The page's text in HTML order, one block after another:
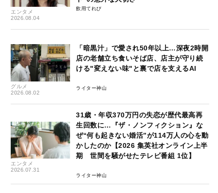
エンタメ
2026.08.04
飲用てれび
グルメ
2026.08.02
「暗黒汁」で愛され50年以上…深夜2時開
店の老舗立ち食いそば店、店主が守り続
ける"変えない味"と裏で店を支えるAI
ライター神山
エンタメ
2026.07.31
31歳・年収370万円の失恋が歴代最高再
生回数に…『ザ・ノンフィクション』な
ぜ“何も起きない婚活”が114万人の心を動
かしたのか【2026 集英社オンライン上半
期 世間を騒がせたテレビ番組 1位】
ライター神山